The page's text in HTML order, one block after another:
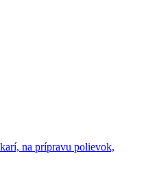
na prípravu polievok,